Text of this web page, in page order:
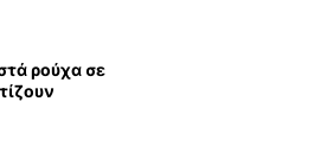
ρούχα σε